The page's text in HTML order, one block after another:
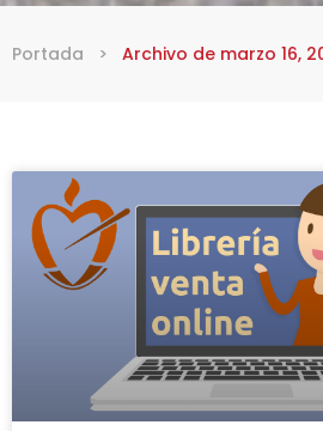
Portada > Archivo de marzo 16,